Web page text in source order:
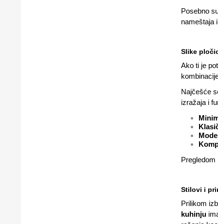
Posebno
nameštaja
Slike
Ako ti je
Najčešće
izražaja i
Stilovi i
Prilikom
kuhinju